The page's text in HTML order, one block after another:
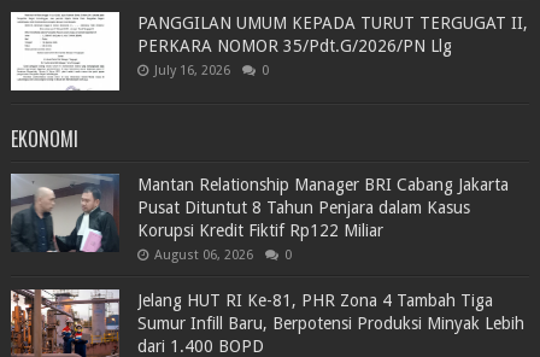
PANGGILAN UMUM KEPADA TURUT TERGUGAT II,
PERKARA NOMOR 35/Pdt.G/2026/PN Llg
July 16, 2026 0
EKONOMI
Mantan Relationship Manager BRI Cabang Jakarta
Pusat Dituntut 8 Tahun Penjara dalam Kasus
Korupsi Kredit Fiktif Rp122 Miliar
August 06, 2026 0
Jelang HUT RI Ke-81, PHR Zona 4 Tambah Tiga
Sumur Infill Baru, Berpotensi Produksi Minyak Lebih
dari 1.400 BOPD